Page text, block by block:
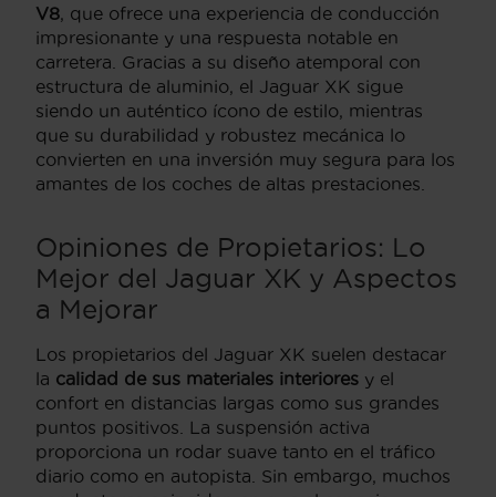
V8, que ofrece una experiencia de conducción
impresionante y una respuesta notable en
carretera.
Gracias a su diseño atemporal con
estructura de aluminio, el Jaguar XK sigue
siendo un auténtico ícono de estilo, mientras
que su durabilidad y robustez mecánica lo
convierten en una inversión muy segura para los
amantes de los coches de altas prestaciones.
Opiniones de Propietarios: Lo
Mejor del Jaguar XK y Aspectos
a Mejorar
Los propietarios del Jaguar XK suelen destacar
la calidad de sus materiales interiores y el
confort en distancias largas como sus grandes
puntos positivos.
La suspensión activa
proporciona un rodar suave tanto en el tráfico
diario como en autopista.
Sin embargo, muchos